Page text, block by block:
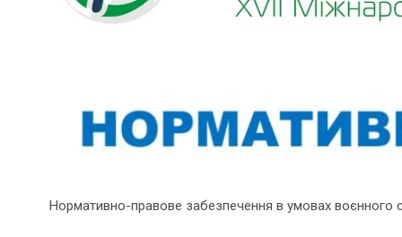
Нормативно-правове забезпечення в умовах воєнного